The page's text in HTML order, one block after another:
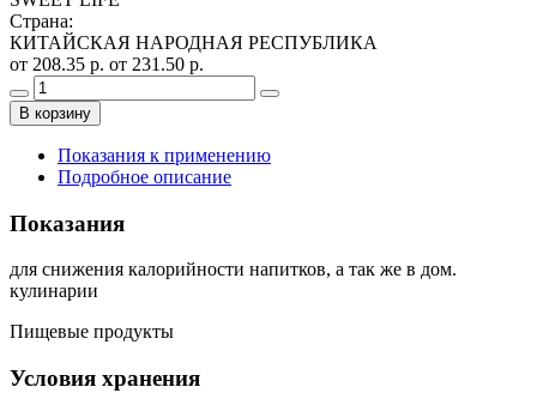
Страна:
КИТАЙСКАЯ НАРОДНАЯ РЕСПУБЛИКА
от 208.35 р. от 231.50 р.
В корзину
Показания к применению
Подробное описание
Показания
для снижения калорийности напитков, а так же в дом.
кулинарии
Пищевые продукты
Условия хранения